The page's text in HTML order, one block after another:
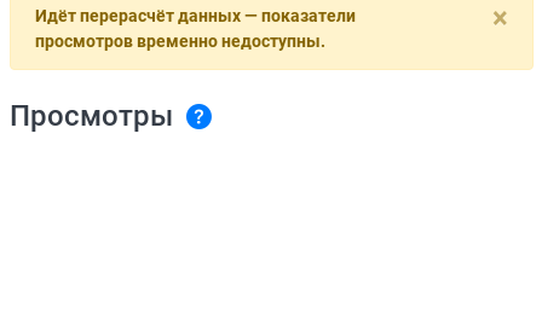
×
Идёт перерасчёт данных — показатели
просмотров временно недоступны.
Просмотры